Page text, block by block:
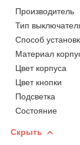
Производитель
Тип
Способ
Материал
Цвет корпуса
Цвет кнопки
Подсветка
Состояние
Скрыть